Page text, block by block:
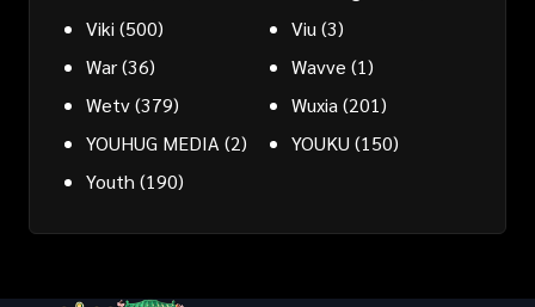
Viki (500) Viu (3)
War(36) Wavve (1)
Wetv(379) Wuxia (201)
YOUHUG MEDIA (2) YOUKU (150)
Youth (190)